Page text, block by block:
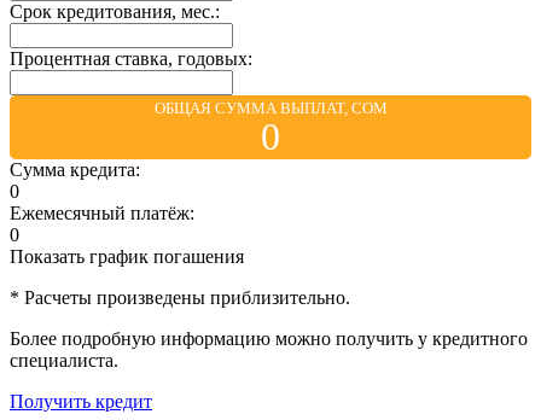
Срок кредитования, мес.:
Процентная ставка, годовых:
ОБЩАЯ СУММА ВЫПЛАТ, СОМ
0
Сумма кредита:
0
Ежемесячный платёж:
0
Показать график погашения
* Расчеты произведены приблизительно.
Более подробную информацию можно получить у кредитного
специалиста.
Получить кредит